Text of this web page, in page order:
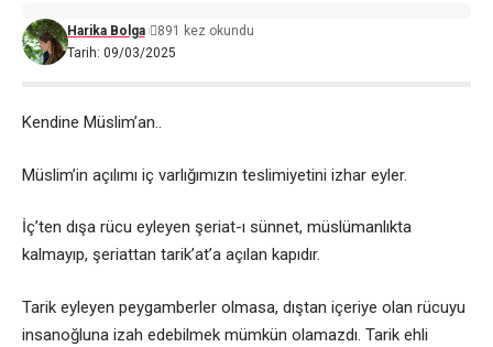
Tarih: 09/03/2025
Harika Bolga 891 kez okundu
Kendine Müslim’an..
Müslim’in açılımı iç varlığımızın teslimiyetini izhar eyler.
İç’ten dışa rücu eyleyen şeriat-ı sünnet, müslümanlıkta
kalmayıp, şeriattan tarik’at’a açılan kapıdır.
Tarik eyleyen peygamberler olmasa, dıştan içeriye olan rücuyu
insanoğluna izah edebilmek mümkün olamazdı. Tarik ehli